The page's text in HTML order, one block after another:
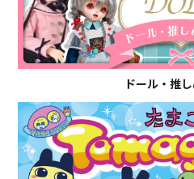
ドール・推